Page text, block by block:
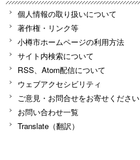
個人情報の取り扱いについて
著作権・リンク等
小樽市ホームページの利用方法
サイト内検索について
RSS、Atom配信について
ウェブアクセシビリティ
ご意見・お問合せをお寄せください
お問い合わせ一覧
Translate（翻訳）